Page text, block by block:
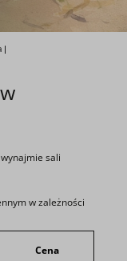
sali
w zależności
Cena